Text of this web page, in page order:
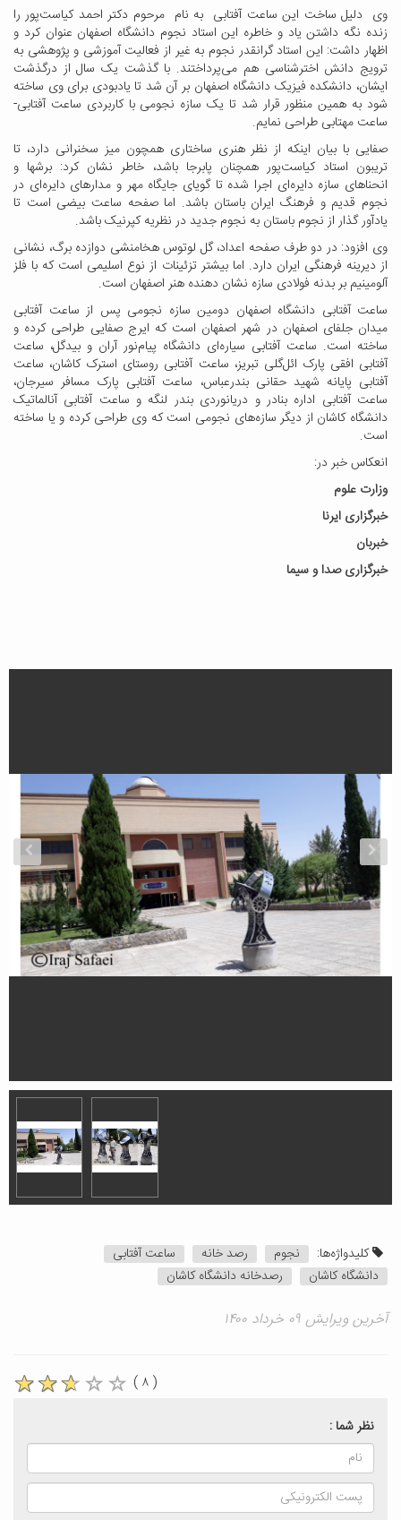
وی دلیل ساخت این ساعت آفتابی به نام مرحوم دکتر احمد کیاست‌پور را
زنده نگه داشتن یاد و خاطره این استاد نجوم دانشگاه اصفهان عنوان کرد و
اظهار داشت: این استاد گرانقدر نجوم به غیر از فعالیت آموزشی و پژوهشی به
ترویج دانش اخترشناسی هم می‌پرداختند. با گذشت یک سال از درگذشت
ایشان، دانشکده فیزیک دانشگاه اصفهان بر آن شد تا یادبودی برای وی ساخته
شود به همین منظور قرار شد تا یک سازه نجومی با کاربردی ساعت آفتابی-
ساعت مهتابی طراحی نمایم.
صفایی با بیان اینکه از نظر هنری ساختاری همچون میز سخنرانی دارد، تا
تریبون استاد کیاست‌پور همچنان پابرجا باشد، خاطر نشان کرد: برشها و
انحناهای سازه دایره‌ای اجرا شده تا گویای جایگاه مهر و مدارهای دایره‌ای در
نجوم قدیم و فرهنگ ایران باستان باشد. اما صفحه ساعت بیضی است تا
یادآور گذار از نجوم باستان به نجوم جدید در نظریه کپرنیک باشد.
وی افزود: در دو طرف صفحه اعداد، گل لوتوس هخامنشی دوازده برگ، نشانی
از دیرینه فرهنگی ایران دارد. اما بیشتر تزئینات از نوع اسلیمی است که با فلز
آلومینیم بر بدنه فولادی سازه نشان دهنده هنر اصفهان است.
ساعت آفتابی دانشگاه اصفهان دومین سازه نجومی پس از ساعت آفتابی
میدان جلفای اصفهان در شهر اصفهان است که ایرج صفایی طراحی کرده و
ساخته است. ساعت آفتابی سیاره‌ای دانشگاه پیام‌نور آران و بیدگل، ساعت
آفتابی افقی پارک ائل‌گلی تبریز، ساعت آفتابی روستای استرک کاشان، ساعت
آفتابی پایانه شهید حقانی بندرعباس، ساعت آفتابی پارک مسافر سیرجان،
ساعت آفتابی اداره بنادر و دریانوردی بندر لنگه و ساعت آفتابی آنالماتیک
دانشگاه کاشان از دیگر سازه‌های نجومی است که وی طراحی کرده و یا ساخته
است.
انعکاس خبر در:
وزارت علوم
خبرگزاری ایرنا
خبربان
خبرگزاری صدا و سیما
کلیدواژه‌ها: نجوم رصد خانه
ساعت آفتابی
دانشگاه کاشان
رصدخانه دانشگاه کاشان
آخرین ویرایش ۰۹ خرداد ۱۴۰۰
( ۸ )
نظر شما :